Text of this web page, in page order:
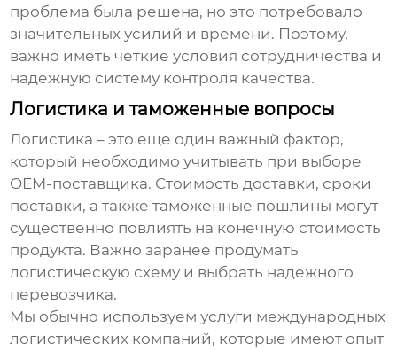
проблема была решена, но это потребовало
значительных усилий и времени. Поэтому,
важно иметь четкие условия сотрудничества и
надежную систему контроля качества.
Логистика и таможенные вопросы
Логистика – это еще один важный фактор,
который необходимо учитывать при выборе
OEM-поставщика. Стоимость доставки, сроки
поставки, а также таможенные пошлины могут
существенно повлиять на конечную стоимость
продукта. Важно заранее продумать
логистическую схему и выбрать надежного
перевозчика.
Мы обычно используем услуги международных
логистических компаний, которые имеют опыт